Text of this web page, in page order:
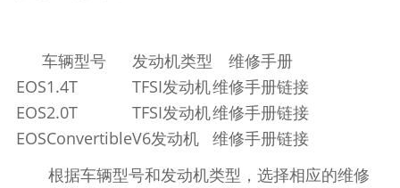
车辆型号 发动机类型
维修手册
EOS1.4T
TFSI发动机维修手册链接
EOS2.0T
TFSI发动机维修手册链接
EOSConvertibleV6发动机
维修手册链接
根据车辆型号和发动机类型，选择相应的维修